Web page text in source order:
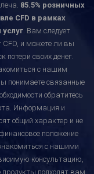
85.5% розничных
CFD в рамках
. Вам следует
CFD, и можете ли вы
потери своих денег.
с нашим
понимаете связанные
обратитесь
Информация и
общий характер и не
положение
с нашими
консультацию,
подходят вам